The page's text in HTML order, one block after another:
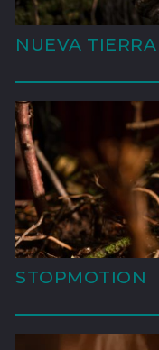
NUEVA TIERRA
STOPMOTION